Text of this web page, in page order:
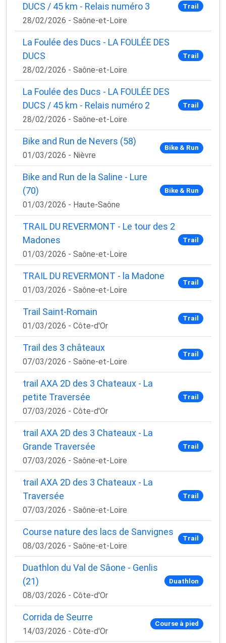
1 email / mois. Zéro spam. 100 % utile.
Oui, je veux progresser 💪
Aucun spam, vous pouvez vous désinscrire à tout
moment.
DUCS / 45 km - Relais numéro 3
28/02/2026 - Saône-et-Loire
Trail
La Foulée des Ducs - LA FOULÉE DES
DUCS
28/02/2026 - Saône-et-Loire
Trail
La Foulée des Ducs - LA FOULÉE DES
DUCS / 45 km - Relais numéro 2
28/02/2026 - Saône-et-Loire
Trail
Bike and Run de Nevers (58)
01/03/2026 - Nièvre
Bike & Run
Bike and Run de la Saline - Lure
(70)
01/03/2026 - Haute-Saône
Bike & Run
TRAIL DU REVERMONT - Le tour des 2
Madones
01/03/2026 - Saône-et-Loire
Trail
TRAIL DU REVERMONT - la Madone
01/03/2026 - Saône-et-Loire
Trail
Trail Saint-Romain
01/03/2026 - Côte-d'Or
Trail
Trail des 3 châteaux
07/03/2026 - Saône-et-Loire
Trail
trail AXA 2D des 3 Chateaux - La
petite Traversée
07/03/2026 - Côte-d'Or
Trail
trail AXA 2D des 3 Chateaux - La
Grande Traversée
07/03/2026 - Saône-et-Loire
Trail
trail AXA 2D des 3 Chateaux - La
Traversée
07/03/2026 - Saône-et-Loire
Trail
Course nature des lacs de Sanvignes
08/03/2026 - Saône-et-Loire
Trail
Duathlon du Val de Sâone - Genlis
(21)
08/03/2026 - Côte-d'Or
Duathlon
Corrida de Seurre
14/03/2026 - Côte-d'Or
Course à pied